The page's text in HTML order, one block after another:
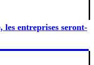
entreprises seront-